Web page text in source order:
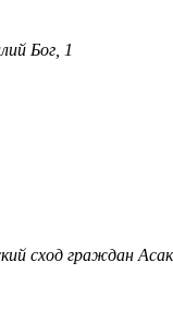
Бог, 1
сход граждан